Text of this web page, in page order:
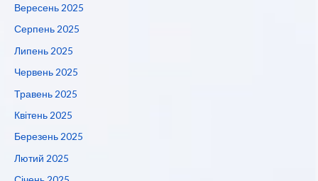
Вересень 2025
Серпень 2025
Липень 2025
Червень 2025
Травень 2025
Квітень 2025
Березень 2025
Лютий 2025